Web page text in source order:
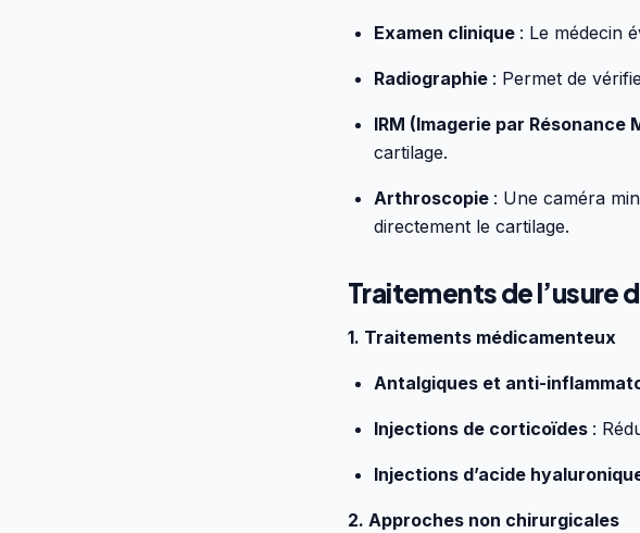
Examen clinique : Le médecin
Radiographie : Permet de
IRM (Imagerie par Résonance
cartilage.
Arthroscopie : Une caméra
directement le cartilage.
Traitements de l’usure
1. Traitements médicamenteux
Antalgiques et anti-
Injections de corticoïdes :
Injections d’acide
2. Approches non chirurgicales